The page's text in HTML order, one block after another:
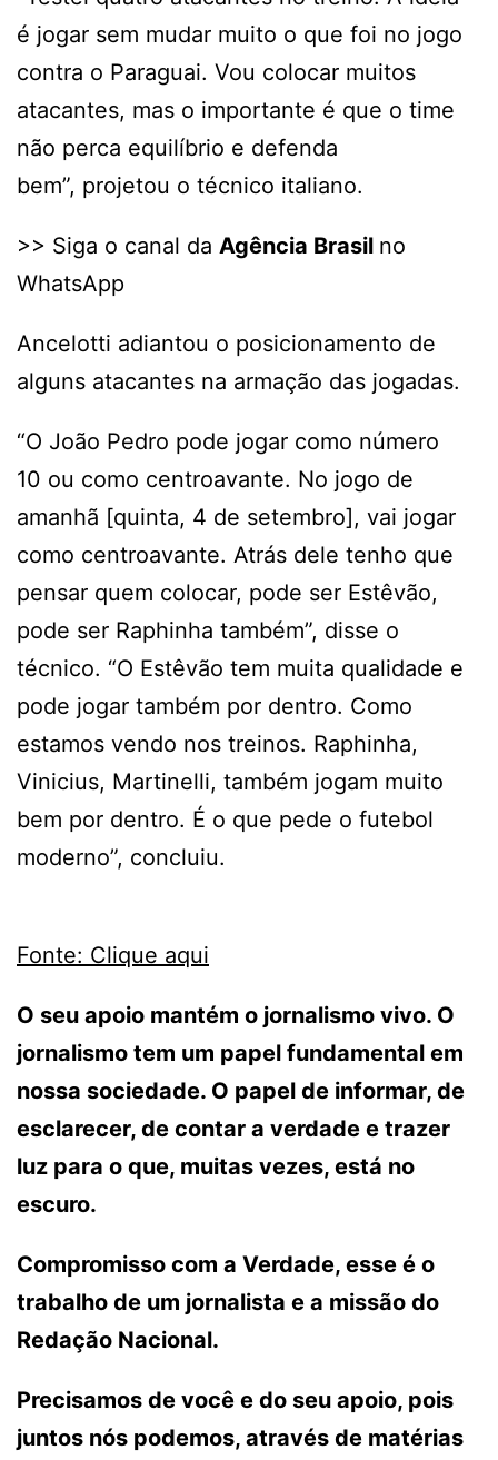
é jogar sem mudar muito o que foi no jogo
contra o Paraguai. Vou colocar muitos
atacantes, mas o importante é que o time
não perca equilíbrio e defenda
bem”, projetou o técnico italiano.
>> Siga o canal da Agência Brasil no
WhatsApp
Ancelotti adiantou o posicionamento de
alguns atacantes na armação das jogadas.
“O João Pedro pode jogar como número
10 ou como centroavante. No jogo de
amanhã [quinta, 4 de setembro], vai jogar
como centroavante. Atrás dele tenho que
pensar quem colocar, pode ser Estêvão,
pode ser Raphinha também”, disse o
técnico. “O Estêvão tem muita qualidade e
pode jogar também por dentro. Como
estamos vendo nos treinos. Raphinha,
Vinicius, Martinelli, também jogam muito
bem por dentro. É o que pede o futebol
moderno”, concluiu.
Fonte: Clique aqui
O seu apoio mantém o jornalismo vivo. O
jornalismo tem um papel fundamental em
nossa sociedade. O papel de informar, de
esclarecer, de contar a verdade e trazer
luz para o que, muitas vezes, está no
escuro.
Compromisso com a Verdade, esse é o
trabalho de um jornalista e a missão do
Redação Nacional.
Precisamos de você e do seu apoio, pois
juntos nós podemos, através de matérias